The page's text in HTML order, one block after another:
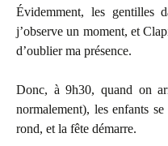
Évidemment, les gentilles
j’observe un moment, et
d’oublier ma présence.
Donc, à 9h30, quand on
normalement), les enfants
rond, et la fête démarre.